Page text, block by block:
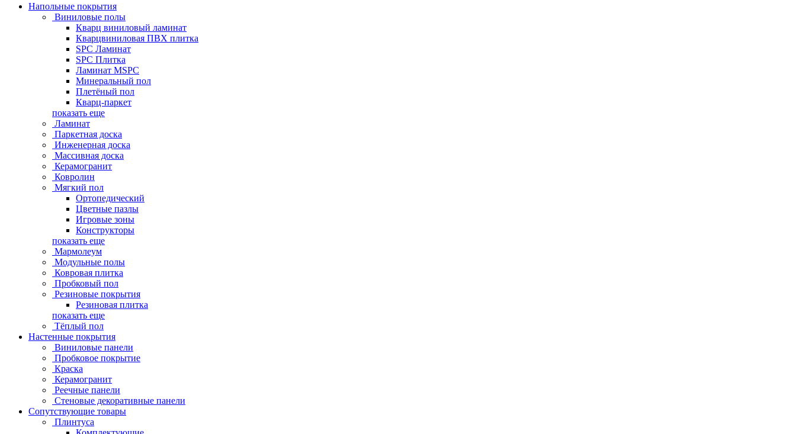
Напольные покрытия
Виниловые полы
Кварц виниловый ламинат
Кварцвиниловая ПВХ плитка
SPC Ламинат
SPC Плитка
Ламинат MSPC
Минеральный пол
Плетёный пол
Кварц-паркет
показать еще
Ламинат
Паркетная доска
Инженерная доска
Массивная доска
Керамогранит
Ковролин
Мягкий пол
Ортопедический
Цветные пазлы
Игровые зоны
Конструкторы
показать еще
Мармолеум
Модульные полы
Ковровая плитка
Пробковый пол
Резиновые покрытия
Резиновая плитка
показать еще
Тёплый пол
Настенные покрытия
Виниловые панели
Пробковое покрытие
Краска
Керамогранит
Реечные панели
Стеновые декоративные панели
Сопутствующие товары
Плинтуса